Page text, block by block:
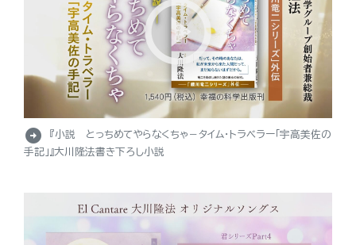
arrow_circle_right
『小説 とっちめてやらなくちゃ－タイム・トラベラー「宇高美佐の
手記」』大川隆法書き下ろし小説